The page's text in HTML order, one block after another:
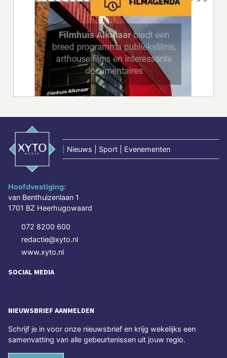
Nieuws | Sport | Evenementen
Hoofdvestiging:
van Benthuizenlaan 1
1701 BZ Heerhugowaard
072 8200 600
redactie@xyto.nl
www.xyto.nl
SOCIAL MEDIA
NIEUWSBRIEF AANMELDEN
Schrijf je in voor onze nieuwsbrief en krijg wekelijks een
samenvatting van alle gebeurtenissen uit jouw regio.